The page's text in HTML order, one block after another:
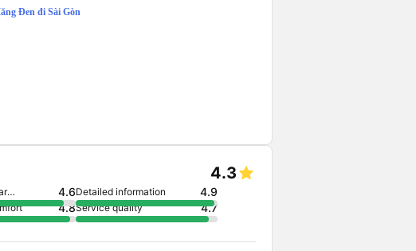
Đen đi Sài Gòn
4.3
4.6Detailed information 4.9
4.8Service quality 4.7